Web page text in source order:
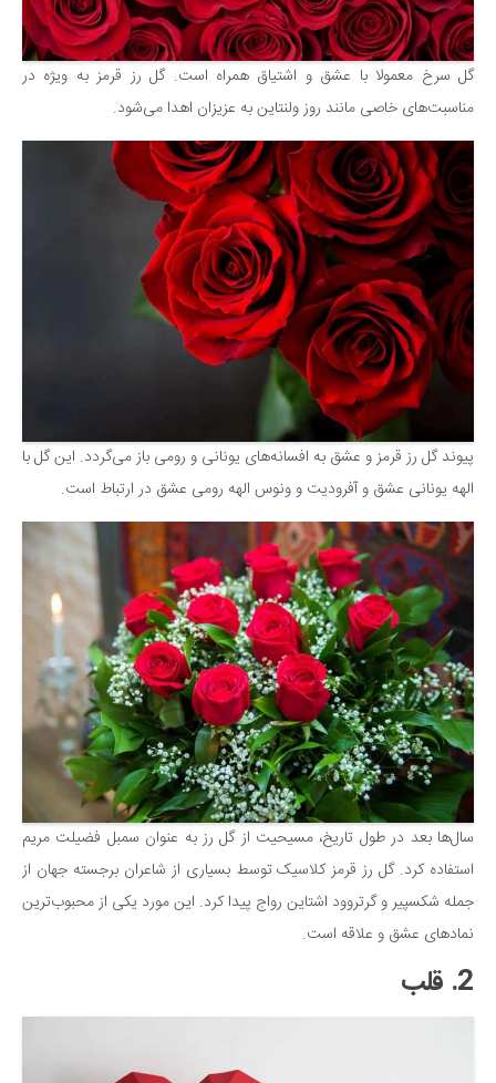
گل سرخ معمولا با عشق و اشتیاق همراه است. گل رز قرمز به ویژه در
مناسبت‌های خاصی مانند روز ولنتاین به عزیزان اهدا می‌شود.
پیوند گل رز قرمز و عشق به افسانه‌های یونانی و رومی باز می‌گردد. این گل با
الهه یونانی عشق و آفرودیت و ونوس الهه رومی عشق در ارتباط است.
سال‌ها بعد در طول تاریخ، مسیحیت از گل رز به عنوان سمبل فضیلت مریم
استفاده کرد. گل رز قرمز کلاسیک توسط بسیاری از شاعران برجسته جهان از
جمله شکسپیر و گرتروود اشتاین رواج پیدا کرد. این مورد یکی از محبوب‌ترین
نمادهای عشق و علاقه است.
2. قلب